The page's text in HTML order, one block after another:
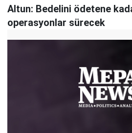
Altun: Bedelini ödetene
operasyonlar sürecek